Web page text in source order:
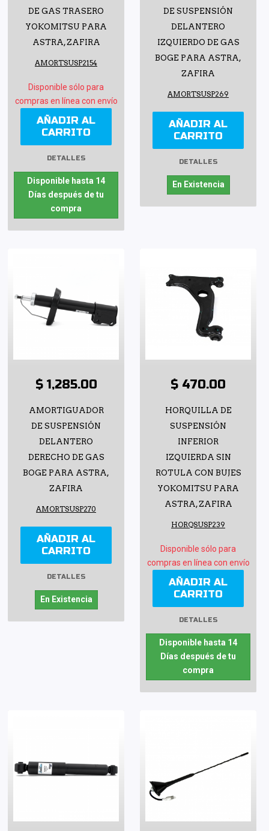
DE GAS TRASERO
YOKOMITSU PARA
ASTRA, ZAFIRA
AMORTSUSP2154
Disponible sólo para
compras en línea con envío
AÑADIR AL
CARRITO
DETALLES
Disponible hasta 14
Días después de tu
compra
DE SUSPENSIÓN
DELANTERO
IZQUIERDO DE GAS
BOGE PARA ASTRA,
ZAFIRA
AMORTSUSP269
AÑADIR AL
CARRITO
DETALLES
En Existencia
$ 1,285.00
AMORTIGUADOR
DE SUSPENSIÓN
DELANTERO
DERECHO DE GAS
BOGE PARA ASTRA,
ZAFIRA
AMORTSUSP270
AÑADIR AL
CARRITO
DETALLES
En Existencia
$ 470.00
HORQUILLA DE
SUSPENSIÓN
INFERIOR
IZQUIERDA SIN
ROTULA CON BUJES
YOKOMITSU PARA
ASTRA, ZAFIRA
HORQSUSP239
Disponible sólo para
compras en línea con envío
AÑADIR AL
CARRITO
DETALLES
Disponible hasta 14
Días después de tu
compra